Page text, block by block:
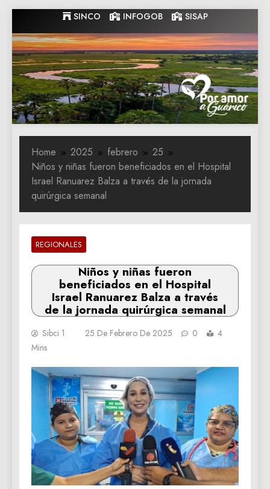
to
content
SINCO INFOGOB SISAP
Gobernacion
de Guarico
Gobernacion de Guarico
Home 2025 febrero
25
Niños y niñas fueron beneficiados en el Hospital
Israel Ranuarez Balza a través de la jornada
quirúrgica semanal
REGIONALES
Niños y niñas fueron
beneficiados en el Hospital
Israel Ranuarez Balza a través
de la jornada quirúrgica semanal
Sibci 1 25 De Febrero De 2025 0
4
Mins